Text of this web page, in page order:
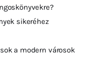
sikeréhez
a modern városok